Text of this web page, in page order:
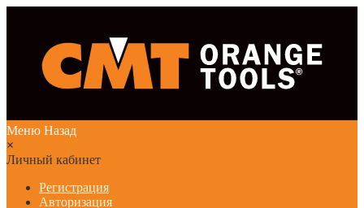
Меню Назад
×
Личный кабинет
Регистрация
Авторизация